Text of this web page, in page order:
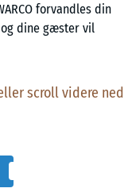
forvandles din
dine gæster vil
scroll videre ned